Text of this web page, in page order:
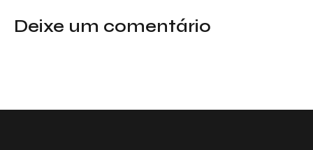
Deixe um comentário